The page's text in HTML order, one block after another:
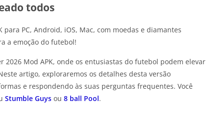
todos
para PC, Android, iOS, Mac, com moedas e diamantes
a emoção do futebol!
2026 Mod APK, onde os entusiastas do futebol podem elevar
artigo, exploraremos os detalhes desta versão
e respondendo às suas perguntas frequentes. Você
Stumble Guys ou 8 ball Pool.